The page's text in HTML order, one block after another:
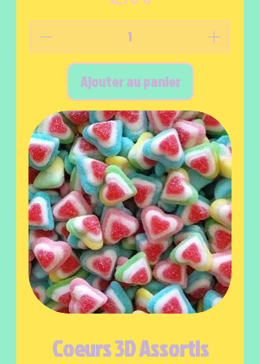
Ajouter au panier
Coeurs 3D Assortis